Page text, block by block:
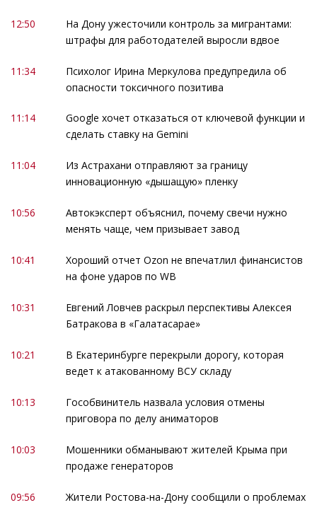
12:50
На Дону ужесточили контроль за мигрантами:
штрафы для работодателей выросли вдвое
11:34
Психолог Ирина Меркулова предупредила об
опасности токсичного позитива
11:14
Google хочет отказаться от ключевой функции и
сделать ставку на Gemini
11:04
Из Астрахани отправляют за границу
инновационную «дышащую» пленку
10:56
Автокэксперт объяснил, почему свечи нужно
менять чаще, чем призывает завод
10:41
Хороший отчет Ozon не впечатлил финансистов
на фоне ударов по WB
10:31
Евгений Ловчев раскрыл перспективы Алексея
Батракова в «Галатасарае»
10:21
В Екатеринбурге перекрыли дорогу, которая
ведет к атакованному ВСУ складу
10:13
Гособвинитель назвала условия отмены
приговора по делу аниматоров
10:03
Мошенники обманывают жителей Крыма при
продаже генераторов
09:56
Жители Ростова-на-Дону сообщили о проблемах